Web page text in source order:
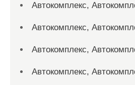
Автокомплекс,
Автокомплекс,
Автокомплекс,
Автокомплекс,